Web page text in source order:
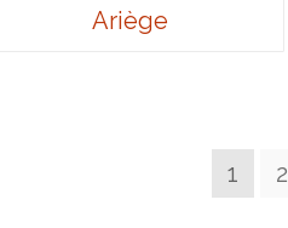
Ariège
1 2